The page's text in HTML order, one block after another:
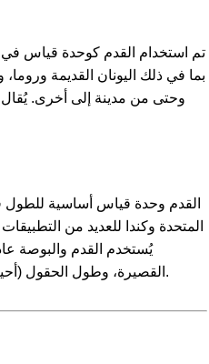
تم استخدام القدم كوحدة قياس في
بما في ذلك اليونان القديمة
وحتى من مدينة إلى أخرى.
القدم وحدة قياس أساسية للطول
المتحدة وكندا للعديد من
يُستخدم القدم والبوصة
القصيرة، وطول الحقول (أحيانًا على شكل ياردات)، وغيرها.